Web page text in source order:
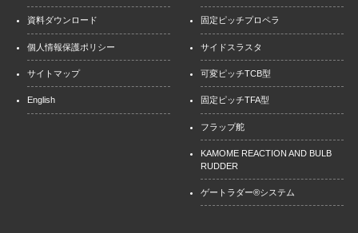
資料ダウンロード
個人情報保護ポリシー
サイトマップ
English
固定ピッチプロペラ
サイドスラスタ
可変ピッチTCB型
固定ピッチTFA型
フラップ舵
KAMOME REACTION AND BULB
RUDDER
ゲートラダー®システム